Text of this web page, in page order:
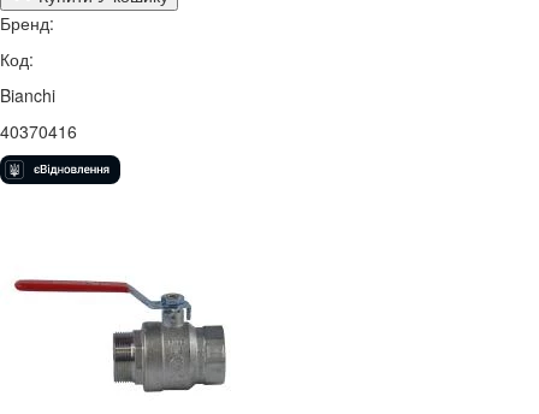
Бренд:
Код:
Bianchi
40370416